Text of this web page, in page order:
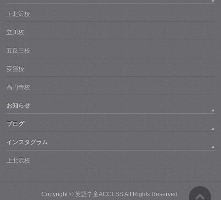
上北沢校
立川校
五反田校
荻窪校
高円寺校
お知らせ
ブログ
インスタグラム
上北沢校
Copyright ©英語学童ACCESSAll Rights Reserved.